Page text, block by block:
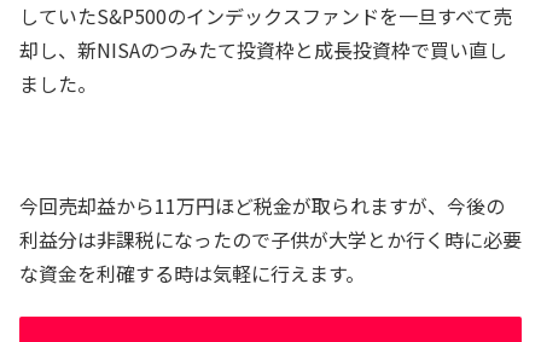
していたS&P500のインデックスファンドを一旦すべて売
却し、新NISAのつみたて投資枠と成長投資枠で買い直し
ました。
今回売却益から11万円ほど税金が取られますが、今後の
利益分は非課税になったので子供が大学とか行く時に必要
な資金を利確する時は気軽に行えます。